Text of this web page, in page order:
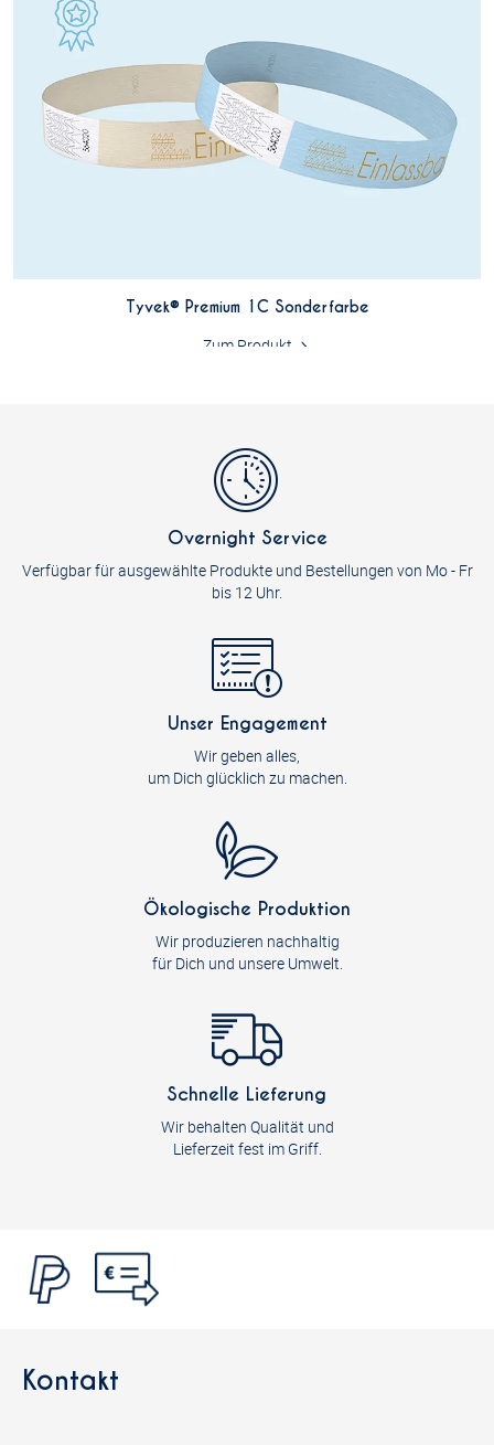
Tyvek® Premium 1C Sonderfarbe
Zum Produkt
Overnight Service
Verfügbar für ausgewählte Produkte und Bestellungen von Mo - Fr
bis 12 Uhr.
Unser Engagement
Wir geben alles,
um Dich glücklich zu machen.
Ökologische Produktion
Wir produzieren nachhaltig
für Dich und unsere Umwelt.
Schnelle Lieferung
Wir behalten Qualität und
Lieferzeit fest im Griff.
Kontakt